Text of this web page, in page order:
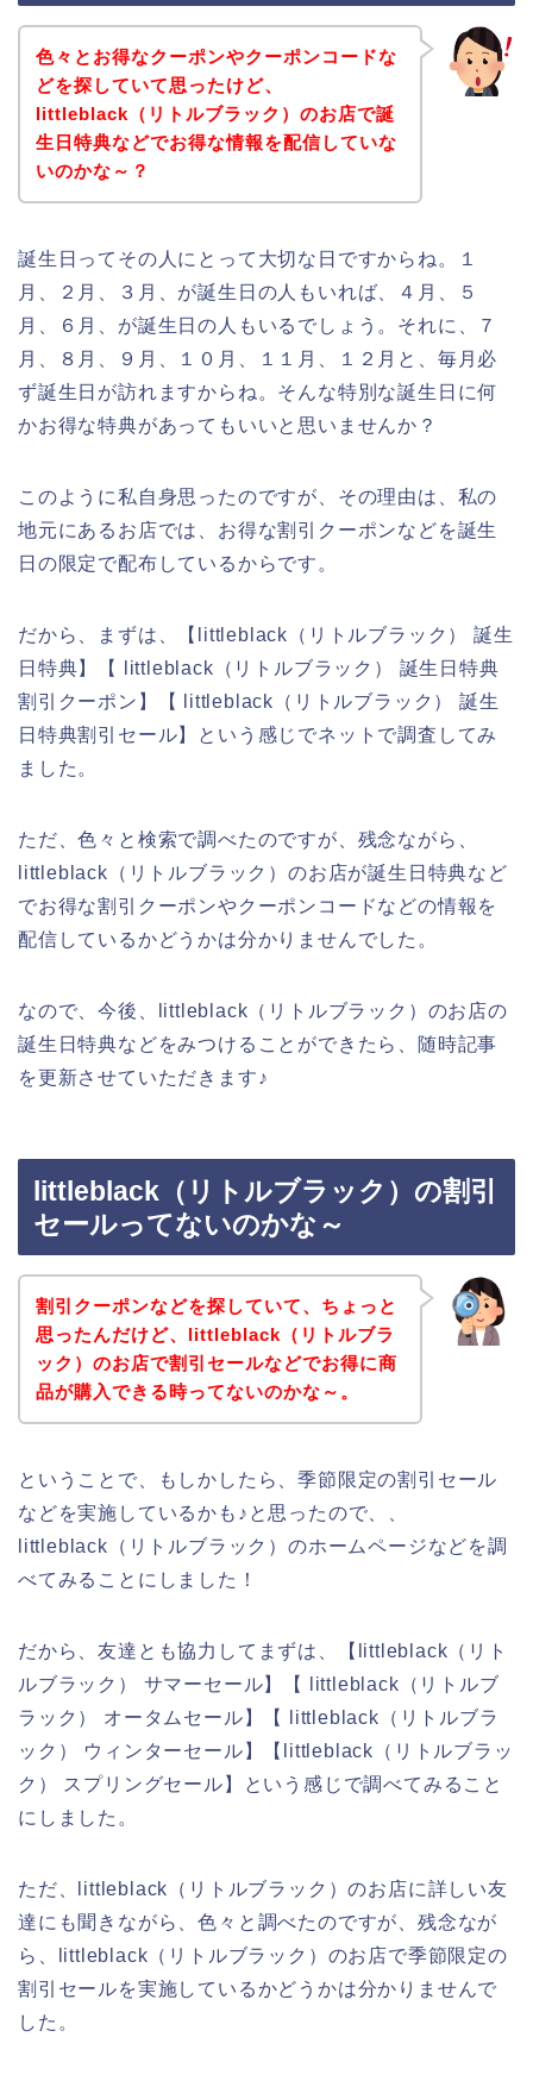
色々とお得なクーポンやクーポンコードな
どを探していて思ったけど、
littleblack（リトルブラック）のお店で誕
生日特典などでお得な情報を配信していな
いのかな～？
誕生日ってその人にとって大切な日ですからね。１
月、２月、３月、が誕生日の人もいれば、４月、５
月、６月、が誕生日の人もいるでしょう。それに、７
月、８月、９月、１０月、１１月、１２月と、毎月必
ず誕生日が訪れますからね。そんな特別な誕生日に何
かお得な特典があってもいいと思いませんか？
このように私自身思ったのですが、その理由は、私の
地元にあるお店では、お得な割引クーポンなどを誕生
日の限定で配布しているからです。
だから、まずは、【littleblack（リトルブラック） 誕生
日特典】【 littleblack（リトルブラック） 誕生日特典
割引クーポン】【 littleblack（リトルブラック） 誕生
日特典割引セール】という感じでネットで調査してみ
ました。
ただ、色々と検索で調べたのですが、残念ながら、
littleblack（リトルブラック）のお店が誕生日特典など
でお得な割引クーポンやクーポンコードなどの情報を
配信しているかどうかは分かりませんでした。
なので、今後、littleblack（リトルブラック）のお店の
誕生日特典などをみつけることができたら、随時記事
を更新させていただきます♪
littleblack（リトルブラック）の割引
セールってないのかな～
割引クーポンなどを探していて、ちょっと
思ったんだけど、littleblack（リトルブラ
ック）のお店で割引セールなどでお得に商
品が購入できる時ってないのかな～。
ということで、もしかしたら、季節限定の割引セール
などを実施しているかも♪と思ったので、、
littleblack（リトルブラック）のホームページなどを調
べてみることにしました！
だから、友達とも協力してまずは、【littleblack（リト
ルブラック） サマーセール】【 littleblack（リトルブ
ラック） オータムセール】【 littleblack（リトルブラ
ック） ウィンターセール】【littleblack（リトルブラッ
ク） スプリングセール】という感じで調べてみること
にしました。
ただ、littleblack（リトルブラック）のお店に詳しい友
達にも聞きながら、色々と調べたのですが、残念なが
ら、littleblack（リトルブラック）のお店で季節限定の
割引セールを実施しているかどうかは分かりませんで
した。